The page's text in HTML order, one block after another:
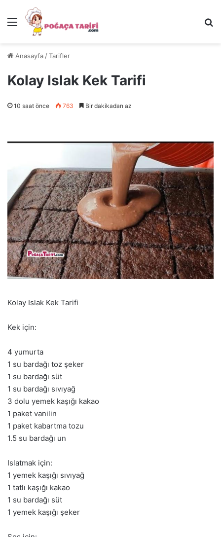
Menü
Anasayfa /Tarifler
Kolay Islak Kek Tarifi
10 saat önce 763 Bir dakikadan az
Kolay Islak Kek Tarifi
Kek için:
4 yumurta
1 su bardağı toz şeker
1 su bardağı süt
1 su bardağı sıvıyağ
3 dolu yemek kaşığı kakao
1 paket vanilin
1 paket kabartma tozu
1.5 su bardağı un
Islatmak için:
1 yemek kaşığı sıvıyağ
1 tatlı kaşığı kakao
1 su bardağı süt
1 yemek kaşığı şeker